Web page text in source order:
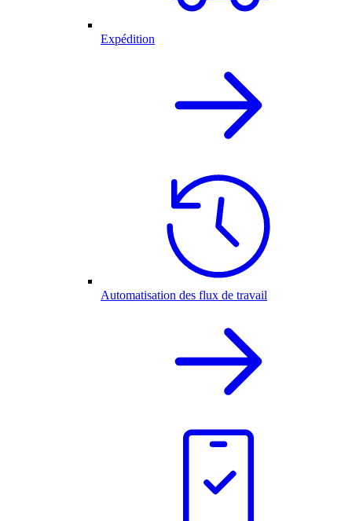
Expédition
Automatisation des flux de travail